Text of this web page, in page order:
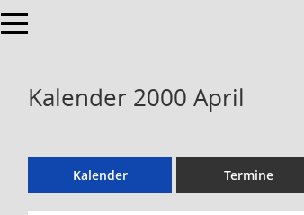
Toggle navigation
Kalender 2000 April
Kalender Termine